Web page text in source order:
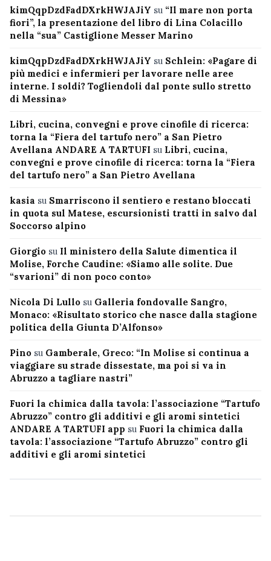
kimQqpDzdFadDXrkHWJAJiY su “Il mare non porta
fiori”, la presentazione del libro di Lina Colacillo
nella “sua” Castiglione Messer Marino
kimQqpDzdFadDXrkHWJAJiY su Schlein: «Pagare di
più medici e infermieri per lavorare nelle aree
interne. I soldi? Togliendoli dal ponte sullo stretto
di Messina»
Libri, cucina, convegni e prove cinofile di ricerca:
torna la “Fiera del tartufo nero” a San Pietro
Avellana ANDARE A TARTUFI su Libri, cucina,
convegni e prove cinofile di ricerca: torna la “Fiera
del tartufo nero” a San Pietro Avellana
kasia su Smarriscono il sentiero e restano bloccati
in quota sul Matese, escursionisti tratti in salvo dal
Soccorso alpino
Giorgio su Il ministero della Salute dimentica il
Molise, Forche Caudine: «Siamo alle solite. Due
“svarioni” di non poco conto»
Nicola Di Lullo su Galleria fondovalle Sangro,
Monaco: «Risultato storico che nasce dalla stagione
politica della Giunta D’Alfonso»
Pino su Gamberale, Greco: “In Molise si continua a
viaggiare su strade dissestate, ma poi si va in
Abruzzo a tagliare nastri”
Fuori la chimica dalla tavola: l’associazione “Tartufo
Abruzzo” contro gli additivi e gli aromi sintetici
ANDARE A TARTUFI app su Fuori la chimica dalla
tavola: l’associazione “Tartufo Abruzzo” contro gli
additivi e gli aromi sintetici